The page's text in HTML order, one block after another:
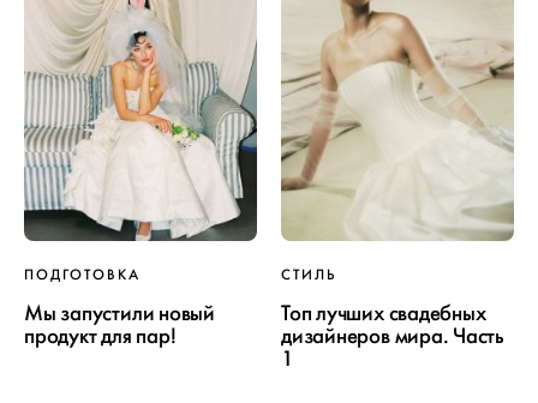
ПОДГОТОВКА
Мы запустили новый
продукт для пар!
СТИЛЬ
Топ лучших свадебных
дизайнеров мира. Часть
1